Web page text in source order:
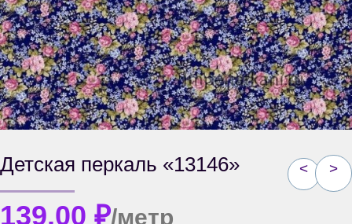
< >
Детская перкаль «13146»
139.00 ₽/метр